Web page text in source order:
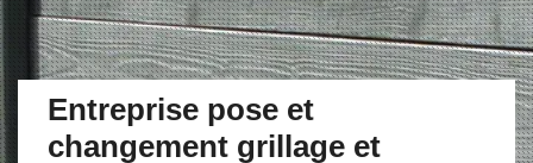
Entreprise pose et
changement grillage et